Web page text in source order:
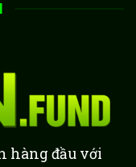
hàng đầu với